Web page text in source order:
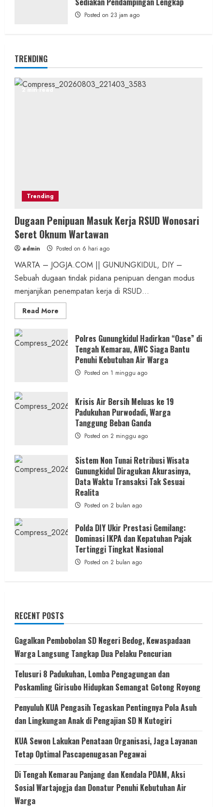
Posted on 23 jam ago
TRENDING
2 min read
Trending
Dugaan Penipuan Masuk Kerja RSUD Wonosari
Seret Oknum Wartawan
admin Posted on 6 hari ago
WARTA – JOGJA.COM || GUNUNGKIDUL, DIY –
Sebuah dugaan tindak pidana penipuan dengan modus
menjanjikan penempatan kerja di RSUD...
Read More
more
Penipuan
Masuk
RSUD
Wonosari
Seret
Oknum
Polres Gunungkidul Hadirkan “Oase” di
Tengah Kemarau, AWC Siaga Bantu
Penuhi Kebutuhan Air Warga
Posted on 1 minggu ago
Krisis Air Bersih Meluas ke 19
Padukuhan Purwodadi, Warga
Tanggung Beban Ganda
Posted on 2 minggu ago
Sistem Non Tunai Retribusi Wisata
Gunungkidul Diragukan Akurasinya,
Data Waktu Transaksi Tak Sesuai
Realita
Posted on 2 bulan ago
Polda DIY Ukir Prestasi Gemilang:
Dominasi IKPA dan Kepatuhan Pajak
Tertinggi Tingkat Nasional
Posted on 2 bulan ago
RECENT POSTS
Gagalkan Pembobolan SD Negeri Bedog, Kewaspadaan
Warga Langsung Tangkap Dua Pelaku Pencurian
Telusuri 8 Padukuhan, Lomba Pengagungan dan
Poskamling Girisubo Hidupkan Semangat Gotong Royong
Penyuluh KUA Pengasih Tegaskan Pentingnya Pola Asuh
dan Lingkungan Anak di Pengajian SD N Kutogiri
KUA Sewon Lakukan Penataan Organisasi, Jaga Layanan
Tetap Optimal Pascapenugasan Pegawai
Di Tengah Kemarau Panjang dan Kendala PDAM, Aksi
Sosial Wartajogja dan Donatur Penuhi Kebutuhan Air
Warga